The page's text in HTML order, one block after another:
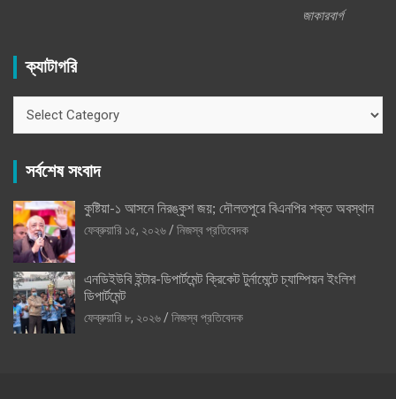
জাকারবার্গ
ক্যাটাগরি
সর্বশেষ সংবাদ
কুষ্টিয়া-১ আসনে নিরঙ্কুশ জয়; দৌলতপুরে বিএনপির শক্ত অবস্থান
ফেব্রুয়ারি ১৫, ২০২৬
নিজস্ব প্রতিবেদক
এনডিইউবি ইন্টার-ডিপার্টমেন্ট ক্রিকেট টুর্নামেন্টে চ্যাম্পিয়ন ইংলিশ
ডিপার্টমেন্ট
ফেব্রুয়ারি ৮, ২০২৬
নিজস্ব প্রতিবেদক